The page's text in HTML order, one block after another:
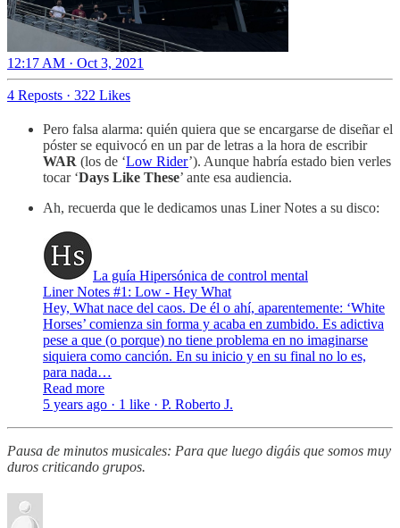
12:17 AM · Oct 3, 2021
4 Reposts · 322 Likes
Pero falsa alarma: quién quiera que se encargarse de diseñar el
póster se equivocó en un par de letras a la hora de escribir
WAR (los de ‘Low Rider’). Aunque habría estado bien verles
tocar ‘Days Like These’ ante esa audiencia.
Ah, recuerda que le dedicamos unas Liner Notes a su disco:
La guía Hipersónica de control mental
Liner Notes #1: Low - Hey What
Hey, What nace del caos. De él o ahí, aparentemente: ‘White
Horses’ comienza sin forma y acaba en zumbido. Es adictiva
pese a que (o porque) no tiene problema en no imaginarse
siquiera como canción. En su inicio y en su final no lo es,
para nada…
Read more
5 years ago · 1 like · P. Roberto J.
Pausa de minutos musicales: Para que luego digáis que somos muy
duros criticando grupos.